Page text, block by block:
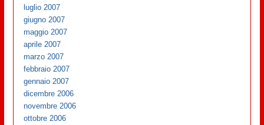
luglio 2007
giugno 2007
maggio 2007
aprile 2007
marzo 2007
febbraio 2007
gennaio 2007
dicembre 2006
novembre 2006
ottobre 2006